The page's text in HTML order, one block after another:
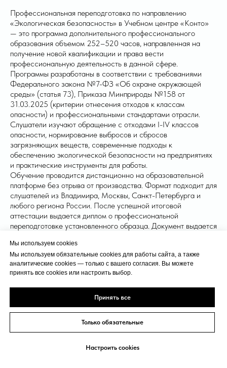
Профессиональная переподготовка по направлению
«Экологическая безопасность» в Учебном центре «Конто»
— это программа дополнительного профессионального
образования объемом 252–520 часов, направленная на
получение новой квалификации и права вести
профессиональную деятельность в данной сфере.
Программы разработаны в соответствии с требованиями
Федерального закона №7-ФЗ «Об охране окружающей
среды» (статья 73), Приказа Минприроды №158 от
31.03.2025 (критерии отнесения отходов к классам
опасности) и профессиональными стандартами отрасли.
Слушатели изучают обращение с отходами I-IV классов
опасности, нормирование выбросов и сбросов
загрязняющих веществ, современные подходы к
обеспечению экологической безопасности на предприятиях
и практические инструменты для работы.
Обучение проводится дистанционно на образовательной
платформе без отрыва от производства. Формат подходит для
слушателей из Владимира, Москвы, Санкт-Петербурга и
любого региона России. После успешной итоговой
аттестации выдается диплом о профессиональной
переподготовке установленного образца. Документ выдается
33/00396307, данные вносятся в федеральную систему
ФИС ФРДО в течение 30 календарных дней, что
гарантирует его признание при трудоустройстве и проверках
контролирующими органами.
Наименование программы Часы
Инженерная защита
Мы используем cookies
Мы используем обязательные cookies для работы сайта, а также
аналитические cookies — только с вашего согласия. Вы можете
принять все cookies или настроить выбор.
Принять все
Только обязательные
Настроить cookies